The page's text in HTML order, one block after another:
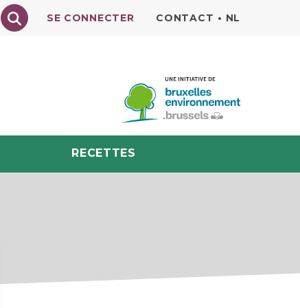
Texte à rechercher
SE CONNECTER CONTACT • NL
RECETTES